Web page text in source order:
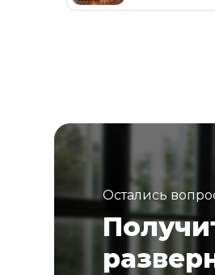
Остались